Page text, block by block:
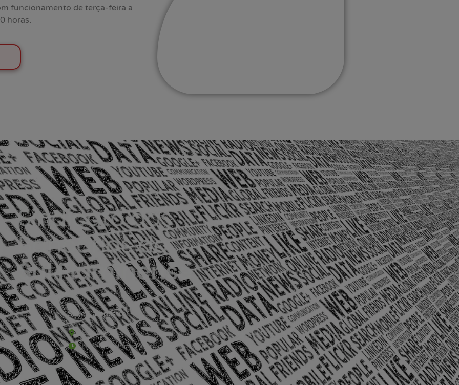
funcionamento de terça-feira a
horas.
Sede Campestre:
Estrada Governador Chagas Freitas – 3.780 – Colônia Santo Antônio – Barra Mansa
De terça-feira a domingo, das 9h às 17h